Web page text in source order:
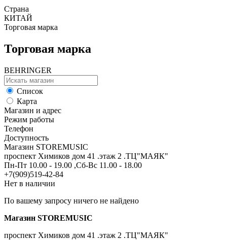
Страна
КИТАЙ
Торговая марка
Торговая марка
BEHRINGER
Список
Карта
Магазин и адрес
Режим работы
Телефон
Доступность
Магазин STOREMUSIC
проспект Химиков дом 41 .этаж 2 .ТЦ"МАЯК"
Пн-Пт 10.00 - 19.00 ,Сб-Вс 11.00 - 18.00
+7(909)519-42-84
Нет в наличии
По вашему запросу ничего не найдено
Магазин STOREMUSIC
проспект Химиков дом 41 .этаж 2 .ТЦ"МАЯК"